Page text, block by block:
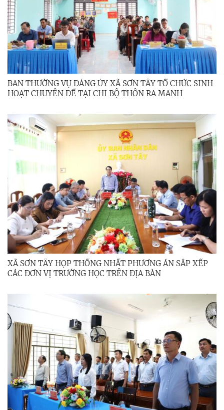
BAN THƯỜNG VỤ ĐẢNG ỦY XÃ SƠN TÂY TỔ CHỨC SINH
HOẠT CHUYÊN ĐỀ TẠI CHI BỘ THÔN RA MANH
XÃ SƠN TÂY HỌP THỐNG NHẤT PHƯƠNG ÁN SẮP XẾP
CÁC ĐƠN VỊ TRƯỜNG HỌC TRÊN ĐỊA BÀN